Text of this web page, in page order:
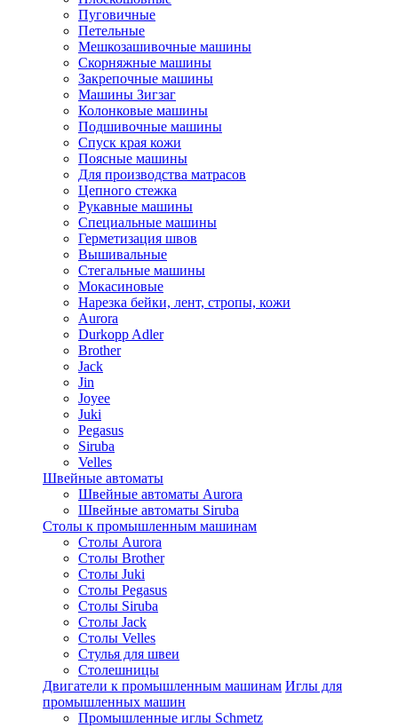
Пуговичные
Петельные
Мешкозашивочные машины
Скорняжные машины
Закрепочные машины
Машины Зигзаг
Колонковые машины
Подшивочные машины
Спуск края кожи
Поясные машины
Для производства матрасов
Цепного стежка
Рукавные машины
Специальные машины
Герметизация швов
Вышивальные
Стегальные машины
Мокасиновые
Нарезка бейки, лент, стропы, кожи
Aurora
Durkopp Adler
Brother
Jack
Jin
Joyee
Juki
Pegasus
Siruba
Velles
Швейные автоматы
Швейные автоматы Aurora
Швейные автоматы Siruba
Столы к промышленным машинам
Столы Aurora
Столы Brother
Столы Juki
Столы Pegasus
Столы Siruba
Столы Jack
Столы Velles
Стулья для швеи
Столешницы
Двигатели к промышленным машинам Иглы для
промышленных машин
Промышленные иглы Schmetz